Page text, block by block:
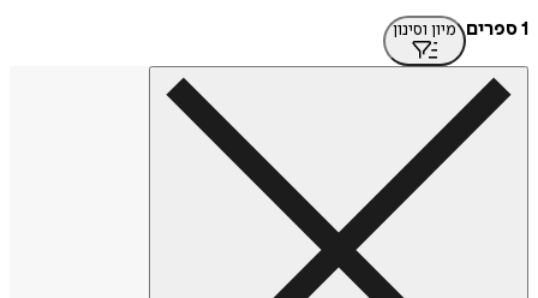
1 ספרים
מיון וסינון